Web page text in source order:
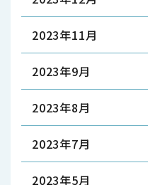
2023年11月
2023年9月
2023年8月
2023年7月
2023年5月